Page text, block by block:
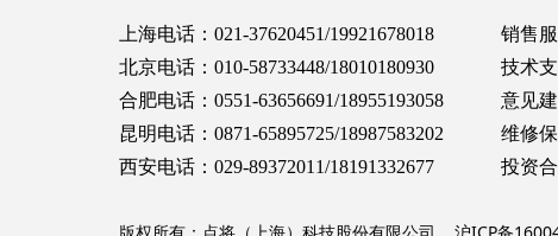
上海电话：021-37620451/19921678018 销售服
北京电话：010-58733448/18010180930 技术支
合肥电话：0551-63656691/18955193058 意见建
昆明电话：0871-65895725/18987583202 维修保
西安电话：029-89372011/18191332677 投资合